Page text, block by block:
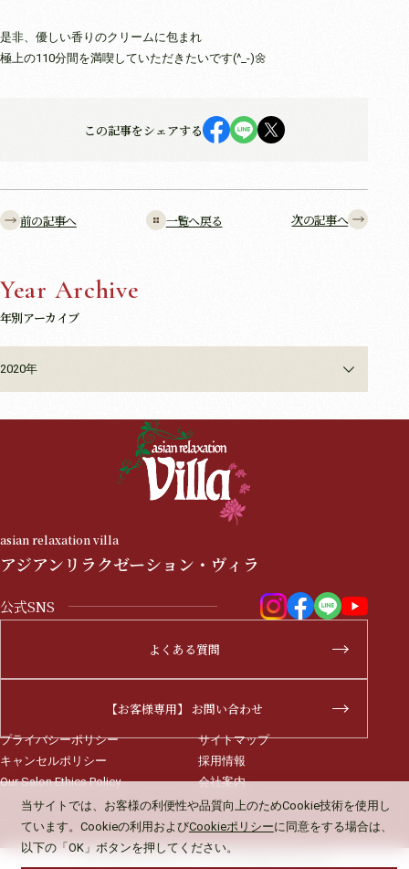
是非、優しい香りのクリームに包まれ
極上の110分間を満喫していただきたいです(^_-)🌼
この記事をシェアする
前の記事へ 一覧へ戻る 次の記事へ
Year Archive
年別アーカイブ
2020年
asian relaxation villa
アジアンリラクゼーション・ヴィラ
公式SNS
よくある質問
【お客様専用】 お問い合わせ
プライバシーポリシー
キャンセルポリシー
Our Salon Ethics Policy
サイトマップ
採用情報
会社案内
Copyright © VILLA Co., Ltd. All Rights Reserved.
当サイトでは、お客様の利便性や品質向上のためCookie技術を使用し
ています。Cookieの利用およびCookieポリシーに同意をする場合は、
以下の「OK」ボタンを押してください。